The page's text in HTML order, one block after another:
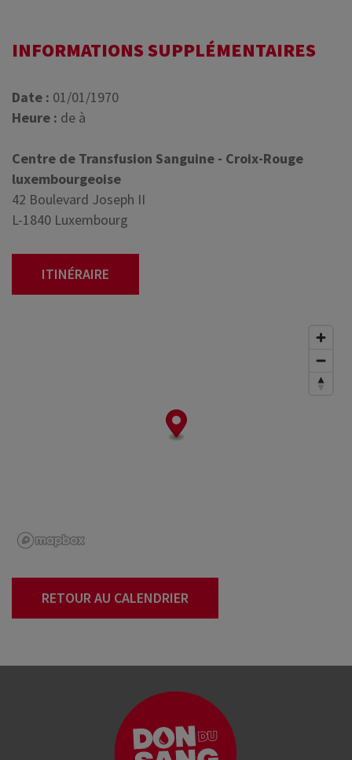
INFORMATIONS SUPPLÉMENTAIRES
Date : 01/01/1970
Heure : de à
Centre de Transfusion Sanguine - Croix-Rouge
luxembourgeoise
42 Boulevard Joseph II
L-1840 Luxembourg
ITINÉRAIRE
RETOUR AU CALENDRIER